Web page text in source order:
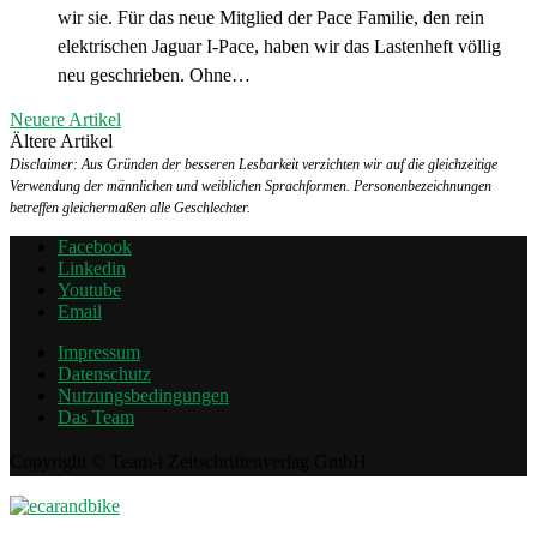
wir sie. Für das neue Mitglied der Pace Familie, den rein
elektrischen Jaguar I-Pace, haben wir das Lastenheft völlig
neu geschrieben. Ohne…
Neuere Artikel
Ältere Artikel
Disclaimer: Aus Gründen der besseren Lesbarkeit verzichten wir auf die gleichzeitige
Verwendung der männlichen und weiblichen Sprachformen. Personenbezeichnungen
betreffen gleichermaßen alle Geschlechter.
Facebook
Linkedin
Youtube
Email
Impressum
Datenschutz
Nutzungsbedingungen
Das Team